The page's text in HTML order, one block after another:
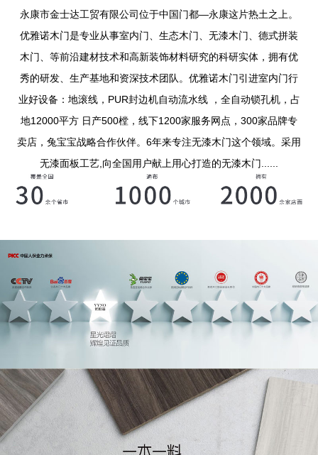
永康市金士达工贸有限公司位于中国门都—永康这片热土之上。
优雅诺木门是专业从事室内门、生态木门、无漆木门、德式拼装
木门、等前沿建材技术和高新装饰材料研究的科研实体，拥有优
秀的研发、生产基地和资深技术团队。优雅诺木门引进室内门行
业好设备：地滚线，PUR封边机自动流水线 ，全自动锁孔机，占
地12000平方 日产500樘，线下1200家服务网点，300家品牌专
卖店，兔宝宝战略合作伙伴。6年来专注无漆木门这个领域。采用
无漆面板工艺,向全国用户献上用心打造的无漆木门......